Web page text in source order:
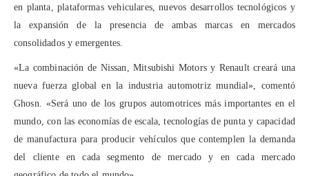
en planta, plataformas vehiculares, nuevos desarrollos tecnológicos y
la expansión de la presencia de ambas marcas en mercados
consolidados y emergentes.
«La combinación de Nissan, Mitsubishi Motors y Renault creará una
nueva fuerza global en la industria automotriz mundial», comentó
Ghosn. «Será uno de los grupos automotrices más importantes en el
mundo, con las economías de escala, tecnologías de punta y capacidad
de manufactura para producir vehículos que contemplen la demanda
del cliente en cada segmento de mercado y en cada mercado